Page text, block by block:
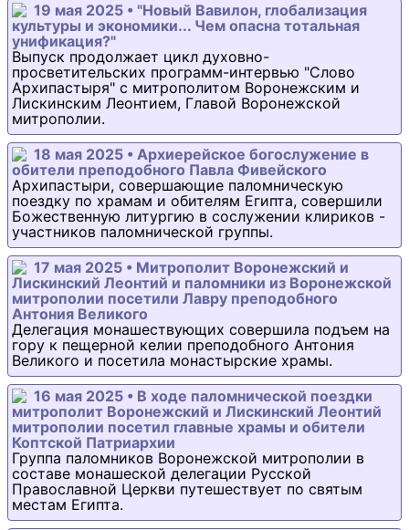
19 мая 2025 • "Новый Вавилон, глобализация
культуры и экономики... Чем опасна тотальная
унификация?"
Выпуск продолжает цикл духовно-
просветительских программ-интервью "Слово
Архипастыря" с митрополитом Воронежским и
Лискинским Леонтием, Главой Воронежской
митрополии.
18 мая 2025 • Архиерейское богослужение в
обители преподобного Павла Фивейского
Архипастыри, совершающие паломническую
поездку по храмам и обителям Египта, совершили
Божественную литургию в сослужении клириков -
участников паломнической группы.
17 мая 2025 • Митрополит Воронежский и
Лискинский Леонтий и паломники из Воронежской
митрополии посетили Лавру преподобного
Антония Великого
Делегация монашествующих совершила подъем на
гору к пещерной келии преподобного Антония
Великого и посетила монастырские храмы.
16 мая 2025 • В ходе паломнической поездки
митрополит Воронежский и Лискинский Леонтий
митрополии посетил главные храмы и обители
Коптской Патриархии
Группа паломников Воронежской митрополии в
составе монашеской делегации Русской
Православной Церкви путешествует по святым
местам Египта.